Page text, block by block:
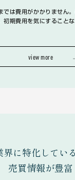
では費用がかかりません
初期費用を気にすること
view more
界に特化してい
売買情報が豊富